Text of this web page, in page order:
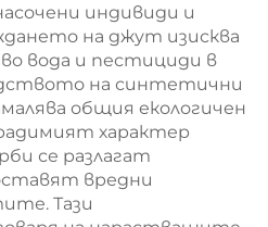
индивиди и
на джут изисква
вода и пестициди в
на синтетични
общия екологичен
характер
се разлагат
вредни
Тази